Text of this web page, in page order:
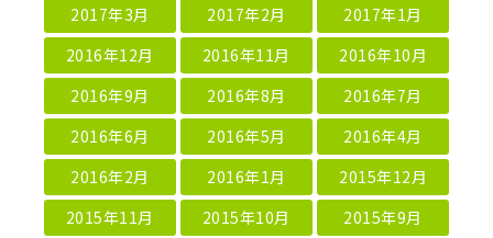
2017年3月
2017年2月
2017年1月
2016年12月
2016年11月
2016年10月
2016年9月
2016年8月
2016年7月
2016年6月
2016年5月
2016年4月
2016年2月
2016年1月
2015年12月
2015年11月
2015年10月
2015年9月